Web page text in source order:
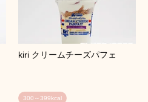
kiri クリームチーズパフェ
300～399kcal